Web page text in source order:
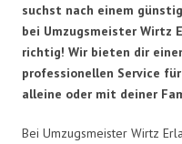
suchst nach einem
bei Umzugsmeister Wirtz
richtig! Wir bieten dir
professionellen Service
alleine oder mit deiner
Bei Umzugsmeister Wirtz